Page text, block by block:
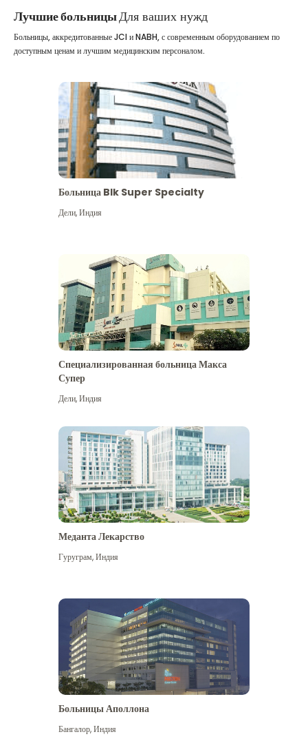
Лучшие больницыДля ваших нужд
Посмотреть больше
Больницы, аккредитованные JCI и NABH, с современным оборудованием по
доступным ценам и лучшим медицинским персоналом.
Больница Blk Super Specialty
Дели,Индия
Специализированная больница Макса
Супер
Дели,Индия
Меданта Лекарство
Гуруграм,Индия
Больницы Аполлона
Бангалор,Индия